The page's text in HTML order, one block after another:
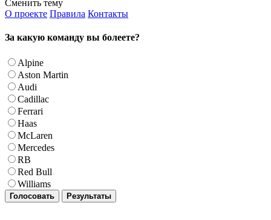
Сменить тему
О проекте Правила Контакты
За какую команду вы болеете?
Alpine
Aston Martin
Audi
Cadillac
Ferrari
Haas
McLaren
Mercedes
RB
Red Bull
Williams
Голосовать Результаты